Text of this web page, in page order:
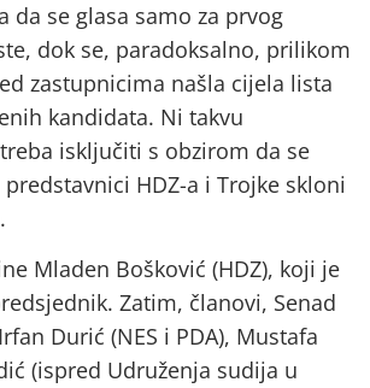
da se glasa samo za prvog
dok se, paradoksalno, prilikom
zastupnicima našla cijela lista
kandidata. Ni takvu
isključiti s obzirom da se
HDZ-a i Trojke skloni
Mladen Bošković (HDZ), koji je
Zatim, članovi, Senad
Durić (NES i PDA), Mustafa
(ispred Udruženja sudija u